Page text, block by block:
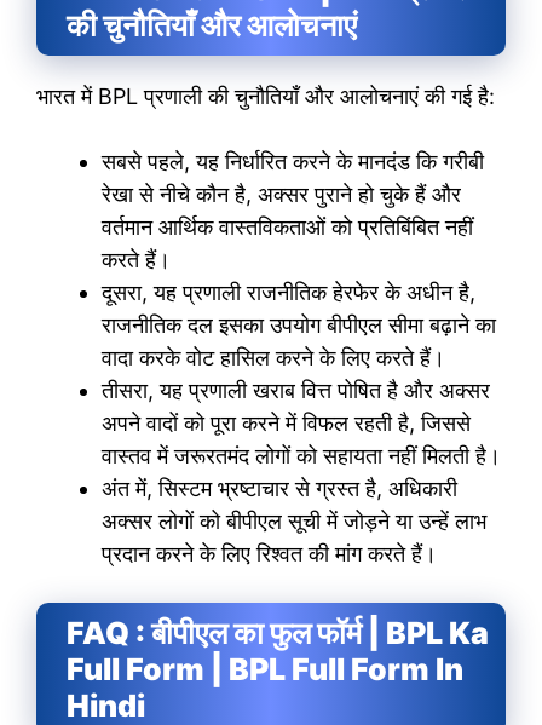
की चुनौतियाँ और आलोचनाएं
भारत में BPL प्रणाली की चुनौतियाँ और आलोचनाएं की गई है:
सबसे पहले, यह निर्धारित करने के मानदंड कि गरीबी
रेखा से नीचे कौन है, अक्सर पुराने हो चुके हैं और
वर्तमान आर्थिक वास्तविकताओं को प्रतिबिंबित नहीं
करते हैं।
दूसरा, यह प्रणाली राजनीतिक हेरफेर के अधीन है,
राजनीतिक दल इसका उपयोग बीपीएल सीमा बढ़ाने का
वादा करके वोट हासिल करने के लिए करते हैं।
तीसरा, यह प्रणाली खराब वित्त पोषित है और अक्सर
अपने वादों को पूरा करने में विफल रहती है, जिससे
वास्तव में जरूरतमंद लोगों को सहायता नहीं मिलती है।
अंत में, सिस्टम भ्रष्टाचार से ग्रस्त है, अधिकारी
अक्सर लोगों को बीपीएल सूची में जोड़ने या उन्हें लाभ
प्रदान करने के लिए रिश्वत की मांग करते हैं।
FAQ : बीपीएल का फुल फॉर्म | BPL Ka
Full Form | BPL Full Form In
Hindi